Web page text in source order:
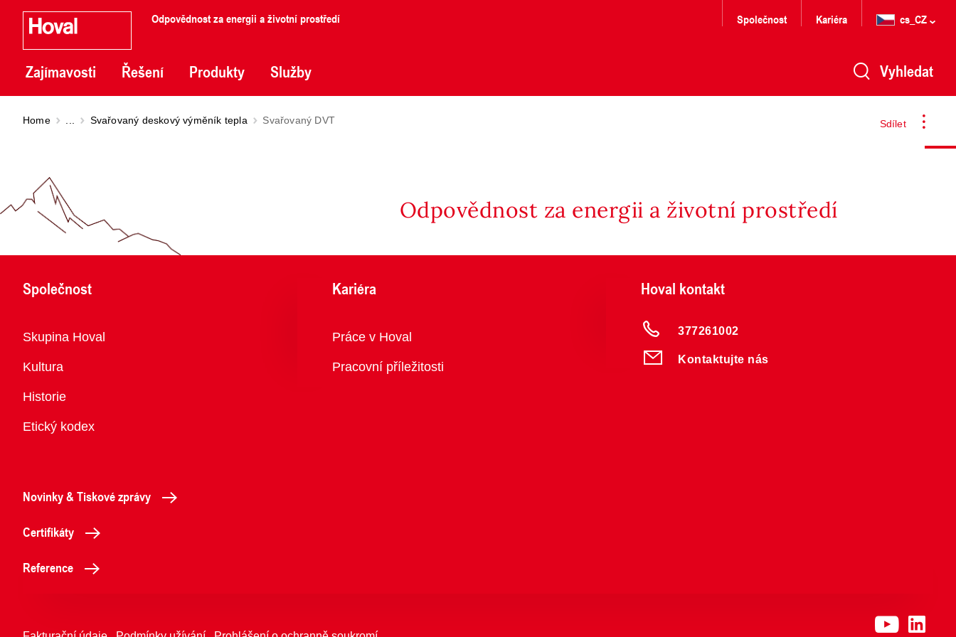
Odpovědnost za energii a životní prostředí
Zajímavosti Řešení Produkty Služby
Společnost Kariéra cs_CZ
Vyhledat
Sdílet
Home Svařovaný deskový výměník tepla Svařovaný DVT
Odpovědnost za energii a životní prostředí
Společnost
Přehled
Skupina Hoval
Kultura
Historie
Etický kodex
Kariéra
Přehled
Práce v Hoval
Pracovní příležitosti
Hoval kontakt
377261002
Kontaktujte nás
Novinky & Tiskové zprávy
Certifikáty
Reference